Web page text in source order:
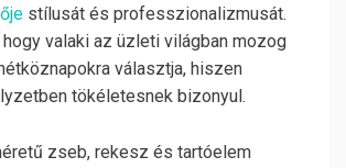
stílusát és professzionalizmusát.
hogy valaki az üzleti világban mozog
választja, hiszen
tökéletesnek bizonyul.
zseb, rekesz és tartóelem